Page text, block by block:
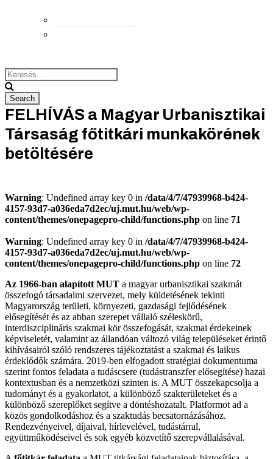
FELHÍVÁS a Magyar Urbanisztikai
Társaság főtitkári munkakörének
betöltésére
Warning: Undefined array key 0 in /data/4/7/47939968-b424-
4157-93d7-a036eda7d2ec/uj.mut.hu/web/wp-
content/themes/onepagepro-child/functions.php on line 71
Warning: Undefined array key 0 in /data/4/7/47939968-b424-
4157-93d7-a036eda7d2ec/uj.mut.hu/web/wp-
content/themes/onepagepro-child/functions.php on line 72
Az 1966-ban alapított MUT a magyar urbanisztikai szakmát
összefogó társadalmi szervezet, mely küldetésének tekinti
Magyarország területi, környezeti, gazdasági fejlődésének
elősegítését és az abban szerepet vállaló széleskörű,
interdiszciplináris szakmai kör összefogását, szakmai érdekeinek
képviseletét, valamint az állandóan változó világ településeket érintő
kihívásairól szóló rendszeres tájékoztatást a szakmai és laikus
érdeklődők számára. 2019-ben elfogadott stratégiai dokumentuma
szerint fontos feladata a tudáscsere (tudástranszfer elősegítése) hazai
kontextusban és a nemzetközi szinten is. A MUT összekapcsolja a
tudományt és a gyakorlatot, a különböző szakterületeket és a
különböző szereplőket segítve a döntéshozatalt. Platformot ad a
közös gondolkodáshoz és a szaktudás becsatornázásához.
Rendezvényeivel, díjaival, hírlevelével, tudástárral,
együttműködéseivel és sok egyéb közvetítő szerepvállalásával.